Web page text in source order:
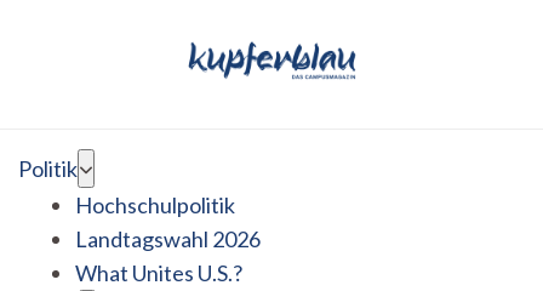
Politik
Hochschulpolitik
Landtagswahl 2026
What Unites U.S.?